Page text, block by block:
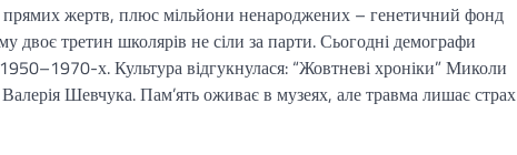
жертв, плюс мільйони ненароджених – генетичний фонд
третин школярів не сіли за парти. Сьогодні демографи
х. Культура відгукнулася: “Жовтневі хроніки” Миколи
Валерія Шевчука. Пам’ять оживає в музеях, але травма лишає страх